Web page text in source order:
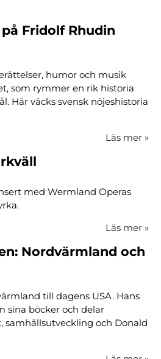
Fridolf Rhudin
humor och musik
som rymmer en rik historia
Här väcks svensk nöjeshistoria
Läs mer »
med Wermland Operas
Läs mer »
Nordvärmland och
till dagens USA. Hans
sina böcker och delar
samhällsutveckling och Donald